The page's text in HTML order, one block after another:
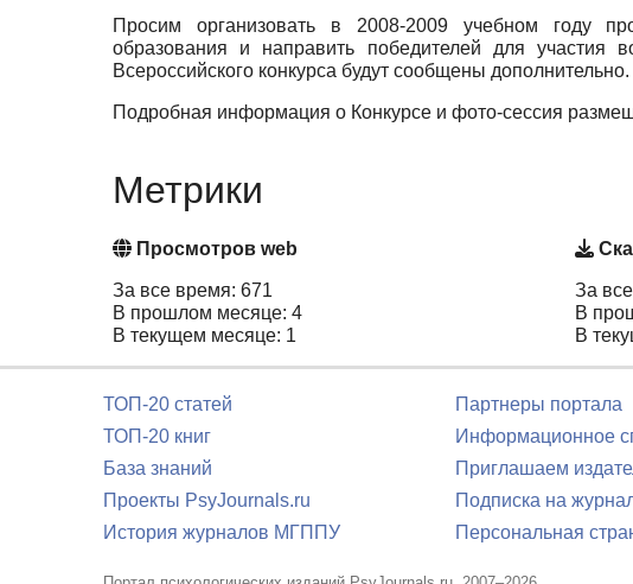
Просим организовать в 2008-2009 учебном году
образования и направить победителей для участия
Всероссийского конкурса будут сообщены дополнительно.
Подробная информация о Конкурсе и фото-сессия
Метрики
Просмотров web
За все время: 671
В прошлом месяце: 4
В текущем месяце: 1
За
В
В
ТОП-20 статей
ТОП-20 книг
База знаний
Проекты PsyJournals.ru
История журналов МГППУ
Партнеры портала
Информационное
Приглашаем
Подписка на
Персональная